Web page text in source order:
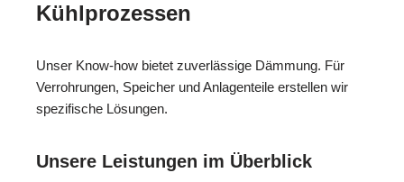
Kühlprozessen
Unser Know-how bietet zuverlässige Dämmung. Für
Verrohrungen, Speicher und Anlagenteile erstellen wir
spezifische Lösungen.
Unsere Leistungen im Überblick